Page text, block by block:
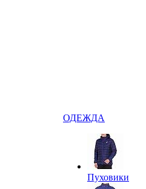
ОДЕЖДА
Пуховики